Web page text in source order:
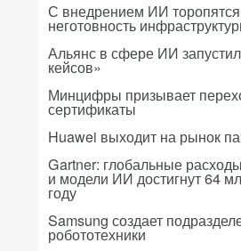
С внедрением ИИ
неготовность
Альянс в сфере ИИ
кейсов»
Минцифры призывает
сертификаты
Huawei выходит на рынок
Gartner: глобальные
и модели ИИ достигнут 64
году
Samsung создает
робототехники